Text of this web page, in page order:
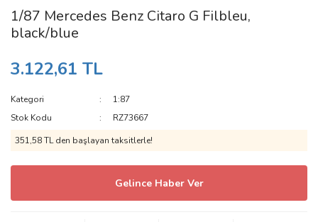
1/87 Mercedes Benz Citaro G Filbleu,
black/blue
3.122,61 TL
Kategori
1:87
Stok Kodu
RZ73667
351,58 TL den başlayan taksitlerle!
Gelince Haber Ver